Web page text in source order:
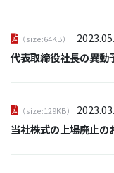
代表取締役社長の異動
（size:64KB）
当社株式の上場廃止の
（size:129KB）